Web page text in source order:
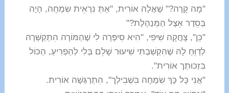
"מָה קָרָה?" שָׁאֲלָה אוֹרִית, "אַתְּ נִרְאֵית שִׂמְחָה, הָיָה
בְּסֵדֶר אֵצֶל הַמְּנַהֶלֶת?"
"כֵּן", צָחֲקָה שִׁיּפִי, "הִיא סִיפְּרָה לִי שֶׁהַמּוֹרָה הִתְקַשְּׁרָה
לְדַוֵּחַ לָהּ שֶׁהִקְשַׁבְתִּי שִׁיעוּר שָׁלֵם בְּלִי לְהַפְרִיעַ, הַכּוֹל
בִּזְכוּתְך אוֹרִית".
"אֲנִי כָּל כָּךְ שִׂמְחָה בִּשְׁבִילְך", הִתְרַגְּשָׁה אוֹרִית.